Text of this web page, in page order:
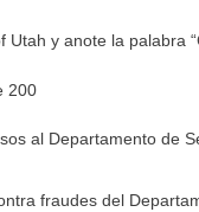
Utah y anote la palabra
200
al Departamento de
fraudes del